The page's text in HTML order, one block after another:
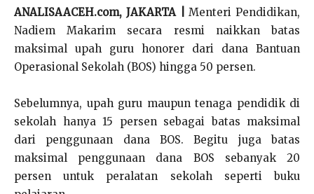
ANALISAACEH.com, JAKARTA |
Menteri Pendidikan,
Nadiem Makarim secara resmi naikkan batas
maksimal upah guru honorer dari dana Bantuan
Operasional Sekolah (BOS) hingga 50 persen.
Sebelumnya, upah guru maupun tenaga pendidik di
sekolah hanya 15 persen sebagai batas maksimal
dari penggunaan dana BOS. Begitu juga batas
maksimal penggunaan dana BOS sebanyak 20
persen untuk peralatan sekolah seperti buku